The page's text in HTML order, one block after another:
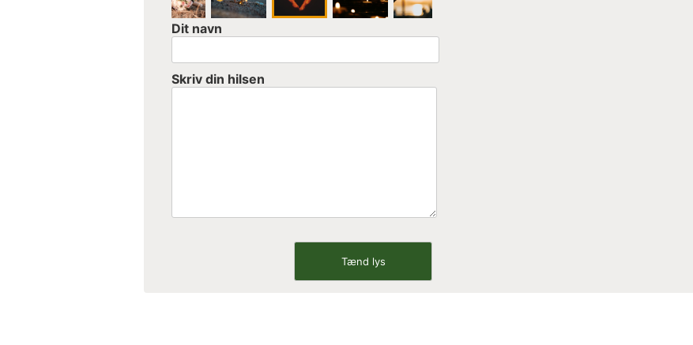
Dit navn
Skriv din hilsen